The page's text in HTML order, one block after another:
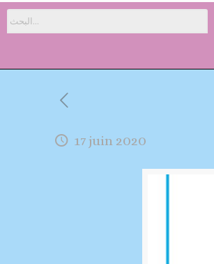
17 juin 2020